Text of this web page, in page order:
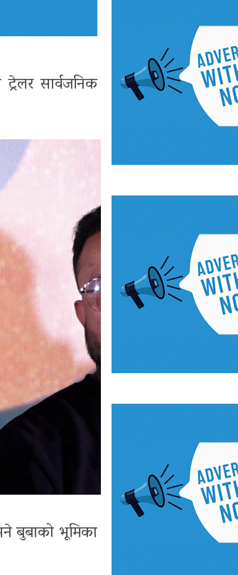
सार्वजनिक
बुबाको भूमिका